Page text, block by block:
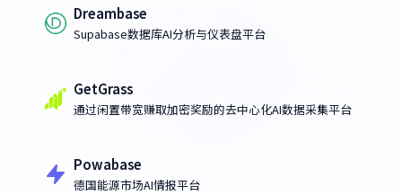
Dreambase
Supabase数据库AI分析与仪表盘平台
GetGrass
通过闲置带宽赚取加密奖励的去中心化AI数据采集平台
Powabase
德国能源市场AI情报平台